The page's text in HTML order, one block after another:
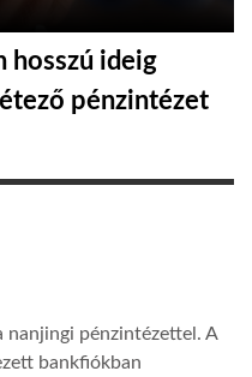
hosszú ideig
pénzintézet
nanjingi pénzintézettel. A
bankfiókban